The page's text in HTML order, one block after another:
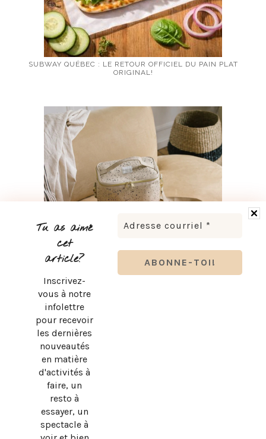
Tu as aimé
cet
article?
Inscrivez-
vous à notre
infolettre
pour recevoir
les dernières
nouveautés
en matière
d'activités à
faire, un
resto à
essayer, un
spectacle à
SUBWAY QUÉBEC : LE RETOUR OFFICIEL DU PAIN PLAT
ORIGINAL!
RENTRÉE SCOLAIRE : LES ESSENTIELS KOZY POUR SON
BEN & FLORENTINE X MIELS D’ANICET : LE NOUVEAU